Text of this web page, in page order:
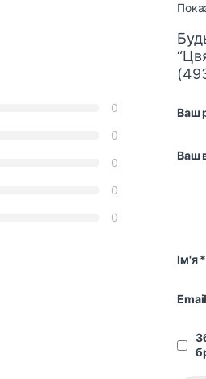
0
0
0
0
0
Ваш
Ваш
Ім'я*
Email